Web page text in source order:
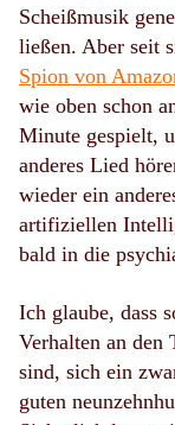
Scheißmusik
ließen. Aber seit
Spion von
wie oben schon
Minute gespielt,
anderes Lied
wieder ein
artifiziellen
bald in die
Ich glaube, dass
Verhalten an den
sind, sich ein
guten